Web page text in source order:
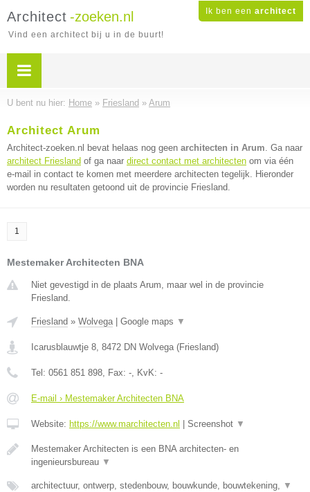
Ik ben een architect
Architect -zoeken.nl
Vind een architect bij u in de buurt!
U bent nu hier: Home » Friesland » Arum
Architect Arum
Architect-zoeken.nl bevat helaas nog geen architecten in Arum. Ga naar
architect Friesland of ga naar direct contact met architecten om via één
e-mail in contact te komen met meerdere architecten tegelijk. Hieronder
worden nu resultaten getoond uit de provincie Friesland.
1
Mestemaker Architecten BNA
Niet gevestigd in de plaats Arum, maar wel in de provincie
Friesland.
Friesland » Wolvega| Google maps ▼
Icarusblauwtje 8, 8472 DN Wolvega(Friesland)
Tel: 0561 851 898, Fax: -, KvK: -
E-mail › Mestemaker Architecten BNA
Website: https://www.marchitecten.nl Screenshot ▼
Mestemaker Architecten is een BNA architecten- en
ingenieursbureau ▼
architectuur, ontwerp, stedenbouw, bouwkunde, bouwtekening, ▼